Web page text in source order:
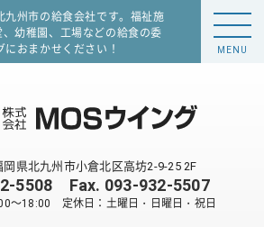
九州市の給食会社です。福祉施
幼稚園、工場などの給食の委
おまかせください！
岡県北九州市小倉北区高坊2-9-25 2F
5508 Fax. 093-932-5507
～18:00 定休日：土曜日・日曜日・祝日
MENU